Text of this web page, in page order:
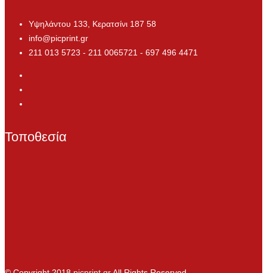
Υψηλάντου 133, Κερατσίνι 187 58
info@picprint.gr
211 013 5723 - 211 0065721 - 697 496 4471
Τοποθεσία